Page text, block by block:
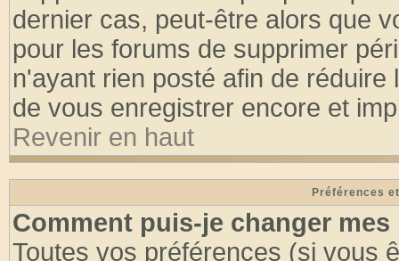
dernier cas, peut-être alors que
pour les forums de supprimer
n'ayant rien posté afin de
de vous enregistrer encore et
Revenir en haut
Préférences
Comment puis-je changer mes
Toutes vos préférences (si vous